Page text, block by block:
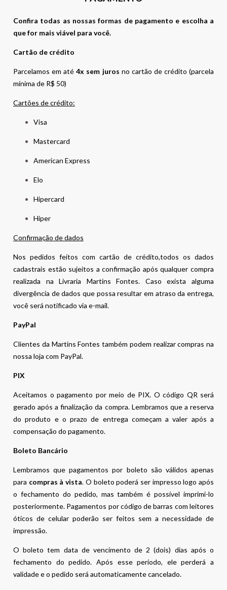
Confira todas as nossas formas de pagamento e escolha a
que for mais viável para você.
Cartão de crédito
Parcelamos em até4x sem juros no cartão de crédito (parcela
mínima de R$ 50)
Cartões de crédito:
Visa
Mastercard
American Express
Elo
Hipercard
Hiper
Confirmação de dados
Nos pedidos feitos com cartão de crédito,todos os dados
cadastrais estão sujeitos a confirmação após qualquer compra
realizada na Livraria Martins Fontes. Caso exista alguma
divergência de dados que possa resultar em atraso da entrega,
você será notificado via e-mail.
PayPal
Clientes da Martins Fontes também podem realizar compras na
nossa loja com PayPal.
PIX
Aceitamos o pagamento por meio de PIX. O código QR será
gerado após a finalização da compra. Lembramos que a reserva
do produto e o prazo de entrega começam a valer após a
compensação do pagamento.
Boleto Bancário
Lembramos que pagamentos por boleto são válidos apenas
para compras à vista. O boleto poderá ser impresso logo após
o fechamento do pedido, mas também é possível imprimi-lo
posteriormente. Pagamentos por código de barras com leitores
óticos de celular poderão ser feitos sem a necessidade de
impressão.
O boleto tem data de vencimento de 2 (dois) dias após o
fechamento do pedido. Após esse período, ele perderá a
validade e o pedido será automaticamente cancelado.